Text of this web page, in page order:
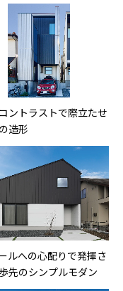
ントラストで際立たせ
造形
ルへの心配りで発揮さ
先のシンプルモダン